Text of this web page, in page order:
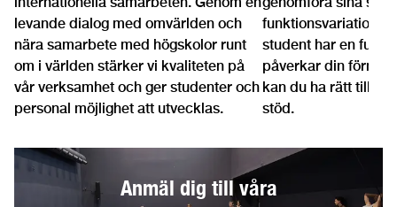
levande dialog med omvärlden och
nära samarbete med högskolor runt
om i världen stärker vi kvaliteten på
vår verksamhet och ger studenter och
personal möjlighet att utvecklas.
funktionsvariation.
student har en
påverkar din
kan du ha rätt till
stöd.
Anmäl dig till våra